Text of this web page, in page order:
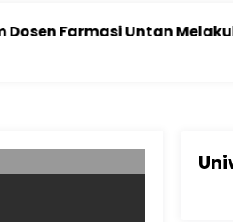
Farmasi Untan Melakukan